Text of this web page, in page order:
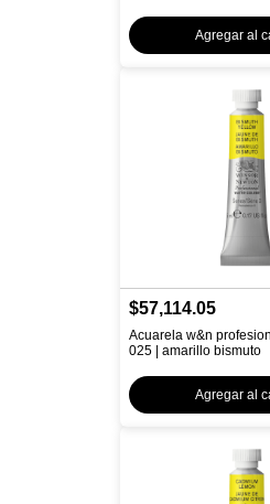
Agregar al
$57,114.05
Acuarela w&n
025 | amarillo bismuto
Agregar al